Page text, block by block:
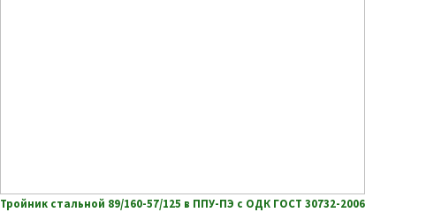
Тройник стальной 89/160-57/125 в ППУ-ПЭ с ОДК ГОСТ 30732-2006